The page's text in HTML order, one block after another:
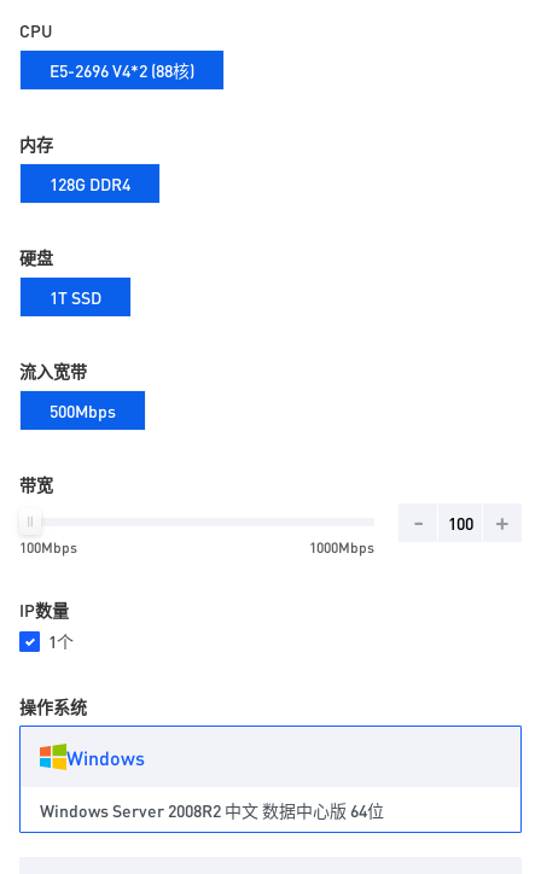
CPU
E5-2696 V4*2 (88核)
内存
128G DDR4
硬盘
1T SSD
流入宽带
500Mbps
带宽
100Mbps 1000Mbps
- +
IP数量
1个
操作系统
Windows
Windows Server 2008R2 中文 数据中心版 64位